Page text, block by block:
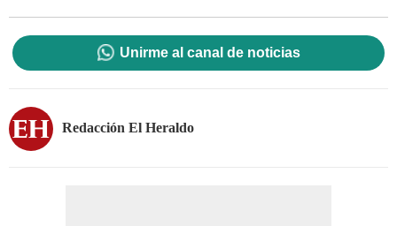
Unirme al canal de noticias
Redacción El Heraldo